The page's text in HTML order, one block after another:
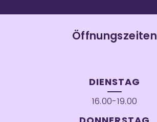
Öffnungszeiten
DIENSTAG
16.00-19.00